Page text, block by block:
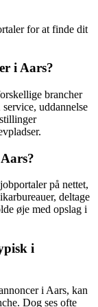
for at finde dit
i Aars?
brancher
uddannelse
på nettet,
deltage
øje med opslag i
i
i Aars, kan
Dog ses ofte